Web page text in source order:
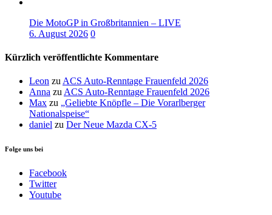
Die MotoGP in Großbritannien – LIVE
6. August 2026 0
Kürzlich veröffentlichte Kommentare
Leon zu ACS Auto-Renntage Frauenfeld 2026
Anna zu ACS Auto-Renntage Frauenfeld 2026
Max zu „Geliebte Knöpfle – Die Vorarlberger
Nationalspeise“
daniel zu Der Neue Mazda CX-5
Folge uns bei
Facebook
Twitter
Youtube